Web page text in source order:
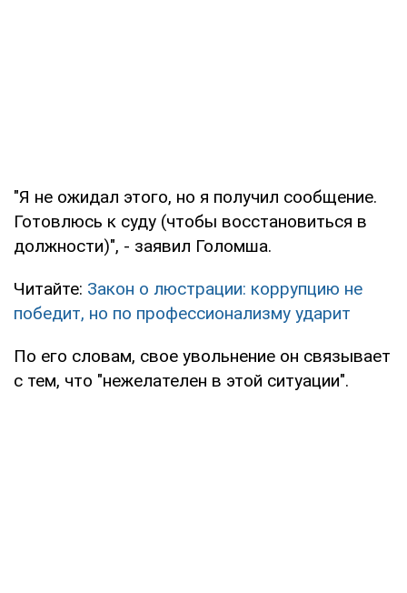
"Я не ожидал этого, но я получил сообщение.
Готовлюсь к суду (чтобы восстановиться в
должности)", - заявил Голомша.
Читайте: Закон о люстрации: коррупцию не
победит, но по профессионализму ударит
По его словам, свое увольнение он связывает
с тем, что "нежелателен в этой ситуации".